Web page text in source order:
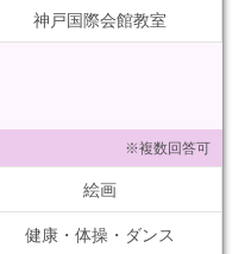
神戸国際会館教室
※複数回答可
絵画
健康・体操・ダンス